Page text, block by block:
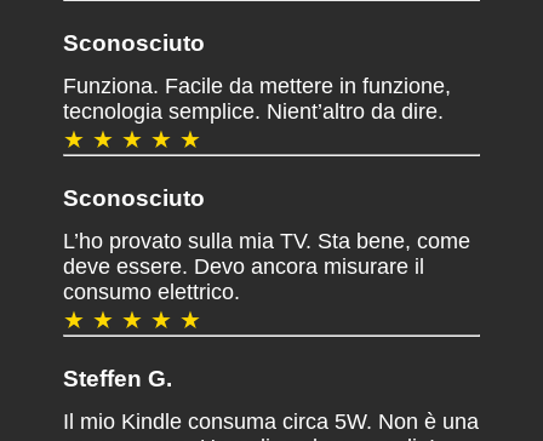
Sconosciuto
Funziona. Facile da mettere in funzione,
tecnologia semplice. Nient’altro da dire.
★ ★ ★ ★ ★
Sconosciuto
L’ho provato sulla mia TV. Sta bene, come
deve essere. Devo ancora misurare il
consumo elettrico.
★ ★ ★ ★ ★
Steffen G.
Il mio Kindle consuma circa 5W. Non è una